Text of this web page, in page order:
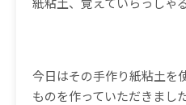
今日はその手作り紙粘土を
ものを作っていただきまし